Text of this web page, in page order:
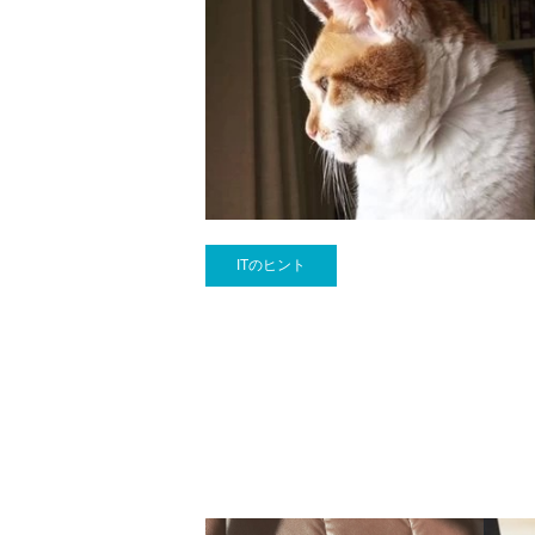
ITのヒント